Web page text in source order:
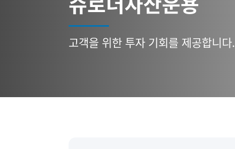
고객을 위한 투자 기회를 제공합니다.